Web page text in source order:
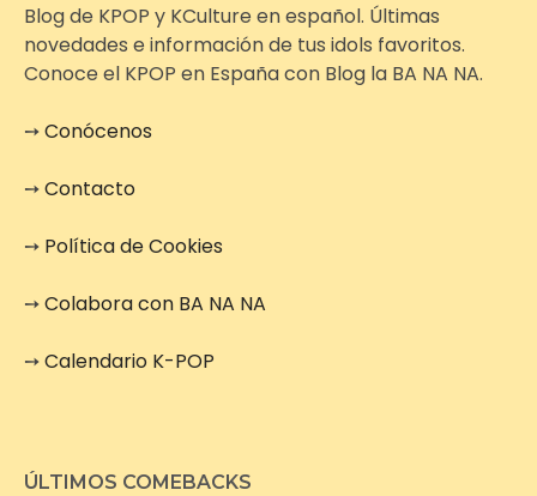
Blog de KPOP y KCulture en español. Últimas
novedades e información de tus idols favoritos.
Conoce el KPOP en España con Blog la BA NA NA.
➙Conócenos
➙Contacto
➙ Política de Cookies
➙Colabora con BA NA NA
➙Calendario K-POP
ÚLTIMOS COMEBACKS